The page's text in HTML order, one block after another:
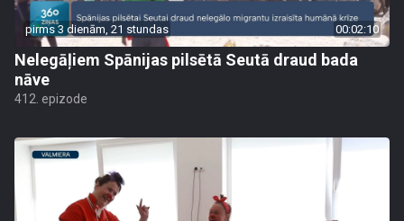
pirms 3 dienām, 21 stundas 00:02:10
Nelegāļiem Spānijas pilsētā Seutā draud bada
nāve
412. epizode